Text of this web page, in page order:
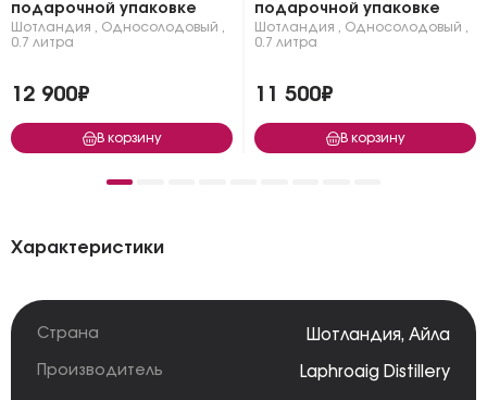
подарочной упаковке
Шотландия Односолодовый
0.7 литра
12 900₽
В корзину
подарочной упаковке
Шотландия Односолодовый
0.7 литра
11 500₽
В корзину
Характеристики
Страна Шотландия, Айла
Производитель Laphroaig Distillery